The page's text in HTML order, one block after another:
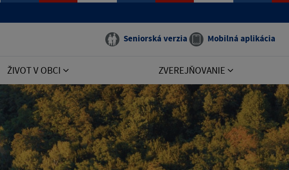
Seniorská verzia Mobilná aplikácia
ŽIVOT V OBCI ZVEREJŇOVANIE